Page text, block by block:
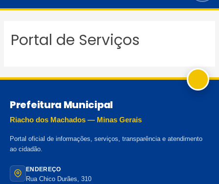
Portal de Serviços
Prefeitura Municipal
Riacho dos Machados — Minas Gerais
Portal oficial de informações, serviços, transparência e atendimento
ao cidadão.
ENDEREÇO
Rua Chico Durães, 310